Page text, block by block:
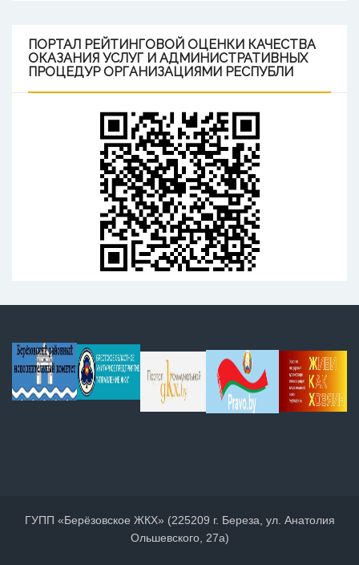
ПОРТАЛ РЕЙТИНГОВОЙ ОЦЕНКИ КАЧЕСТВА
ОКАЗАНИЯ УСЛУГ И АДМИНИСТРАТИВНЫХ
ПРОЦЕДУР ОРГАНИЗАЦИЯМИ РЕСПУБЛИ
ГУПП «Берёзовское ЖКХ» (225209 г. Береза, ул. Анатолия
Ольшевского, 27а)